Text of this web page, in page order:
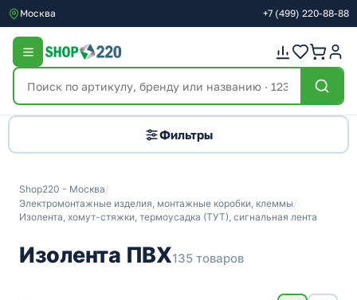
Москва +7 (499) 220-88-88
Фильтры
Shop220 - Москва/
Электромонтажные изделия, монтажные коробки, клеммы/
Изолента, хомут-стяжки, термоусадка (ТУТ), сигнальная лента
Изолента ПВХ135 товаров